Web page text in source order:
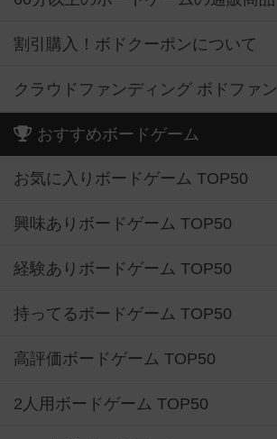
割引購入！ボドクーポンについて
クラウドファンディング ボドファン
おすすめボードゲーム
お気に入りボードゲーム TOP50
興味ありボードゲーム TOP50
経験ありボードゲーム TOP50
持ってるボードゲーム TOP50
高評価ボードゲーム TOP50
2人用ボードゲーム TOP50